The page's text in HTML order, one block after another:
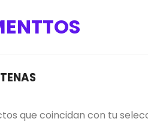
que coincidan con tu